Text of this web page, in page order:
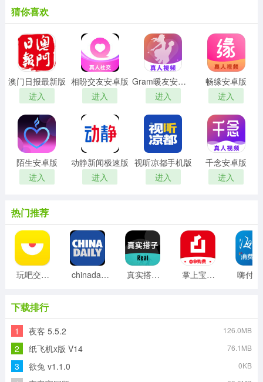
猜你喜欢
澳门日报最新版
进入
相盼交友安卓版
进入
Gram暖友安卓版
进入
畅缘安卓版
进入
陌生安卓版
进入
动静新闻极速版
进入
视听凉都手机版
进入
千念安卓版
进入
热门推荐
玩吧交友安卓版 chinadaily双语版 真实搭子安卓版 掌上宝盈安卓版
下载排行
1 夜客 5.5.2 126.0MB
2 纸飞机x版 V14 76.1MB
3 欲兔 v1.1.0 0KB